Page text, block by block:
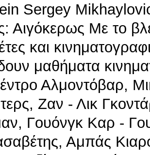
Sergey
Αιγόκερως Με το
και
μαθήματα
Αλμοντόβαρ,
Ζαν - Λικ
Γουόνγκ Καρ -
Αμπάς